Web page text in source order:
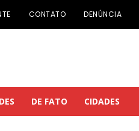
CONTATO DENÚNCIA
DE FATO CIDADES